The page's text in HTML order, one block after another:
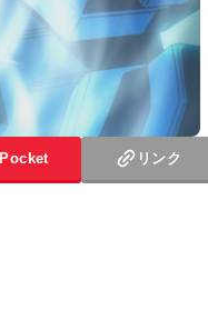
Pocket リンク